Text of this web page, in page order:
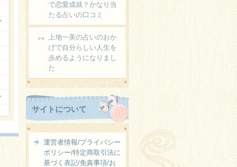
続きを読む
で恋愛成就？かなり当
たる占いの口コミ
上地一美の占いのおか
げで自分らしい人生を
歩めるようになりまし
た
サイトについて
運営者情報/プライバシー
ポリシー/特定商取引法に
基づく表記/免責事項/お